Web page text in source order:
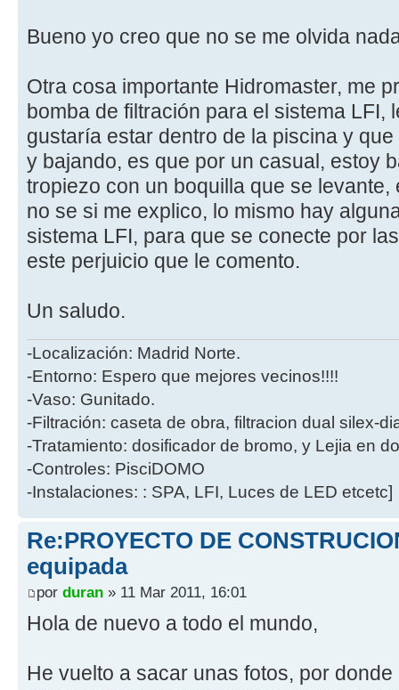
Bueno yo creo que no se me olvida
Otra cosa importante Hidromaster, me
bomba de filtración para el sistema LFI,
gustaría estar dentro de la piscina y
y bajando, es que por un casual, estoy
tropiezo con un boquilla que se
no se si me explico, lo mismo hay
sistema LFI, para que se conecte por
este perjuicio que le comento.
Un saludo.
-Localización: Madrid Norte.
-Entorno: Espero que mejores vecinos!!!!
-Vaso: Gunitado.
-Filtración: caseta de obra, filtracion dual silex-
-Tratamiento: dosificador de bromo, y Lejia en
-Controles: PisciDOMO
-Instalaciones: : SPA, LFI, Luces de LED etcetc]
Re:PROYECTO DE
equipada
por duran » 11 Mar 2011, 16:01
Hola de nuevo a todo el mundo,
He vuelto a sacar unas fotos, por